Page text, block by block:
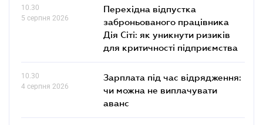
10.30
5 серпня 2026
Перехідна відпустка
заброньованого працівника
Дія Сіті: як уникнути ризиків
для критичності підприємства
10.30
4 серпня 2026
Зарплата під час відрядження:
чи можна не виплачувати
аванс